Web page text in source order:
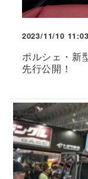
2023/11/10 11:03
ポルシェ・新
先行公開！